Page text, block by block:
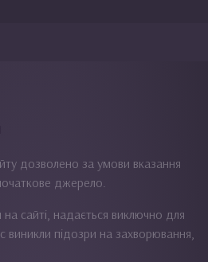
дозволено за умови вказання
джерело.
сайті, надається виключно для
підозри на захворювання,